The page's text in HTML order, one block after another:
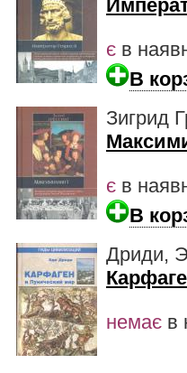
є в
В
Зигрид
є в
В
Дриди, Э
немає в